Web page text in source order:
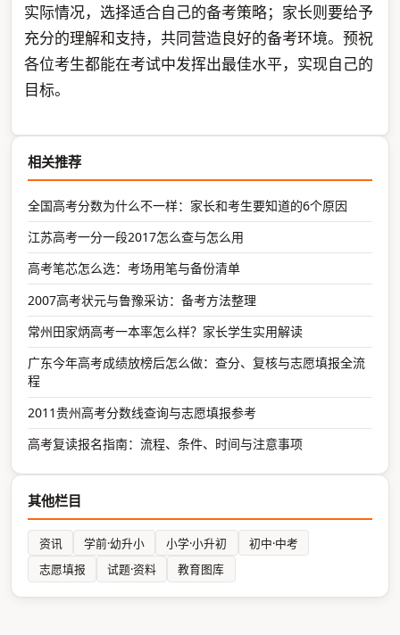
实际情况，选择适合自己的备考策略；家长则要给予
充分的理解和支持，共同营造良好的备考环境。预祝
各位考生都能在考试中发挥出最佳水平，实现自己的
目标。
相关推荐
全国高考分数为什么不一样：家长和考生要知道的6个原因
江苏高考一分一段2017怎么查与怎么用
高考笔芯怎么选：考场用笔与备份清单
2007高考状元与鲁豫采访：备考方法整理
常州田家炳高考一本率怎么样？家长学生实用解读
广东今年高考成绩放榜后怎么做：查分、复核与志愿填报全流
程
2011贵州高考分数线查询与志愿填报参考
高考复读报名指南：流程、条件、时间与注意事项
其他栏目
资讯 学前·幼升小 小学·小升初
初中·中考
志愿填报
试题·资料 教育图库